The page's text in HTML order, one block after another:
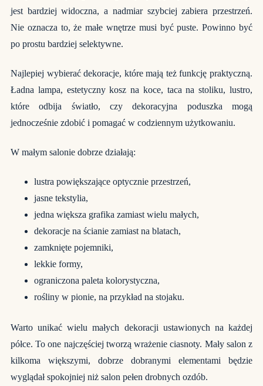
jest bardziej widoczna, a nadmiar szybciej zabiera przestrzeń.
Nie oznacza to, że małe wnętrze musi być puste. Powinno być
po prostu bardziej selektywne.
Najlepiej wybierać dekoracje, które mają też funkcję praktyczną.
Ładna lampa, estetyczny kosz na koce, taca na stoliku, lustro,
które odbija światło, czy dekoracyjna poduszka mogą
jednocześnie zdobić i pomagać w codziennym użytkowaniu.
W małym salonie dobrze działają:
lustra powiększające optycznie przestrzeń,
jasne tekstylia,
jedna większa grafika zamiast wielu małych,
dekoracje na ścianie zamiast na blatach,
zamknięte pojemniki,
lekkie formy,
ograniczona paleta kolorystyczna,
rośliny w pionie, na przykład na stojaku.
Warto unikać wielu małych dekoracji ustawionych na każdej
półce. To one najczęściej tworzą wrażenie ciasnoty. Mały salon z
kilkoma większymi, dobrze dobranymi elementami będzie
wyglądał spokojniej niż salon pełen drobnych ozdób.